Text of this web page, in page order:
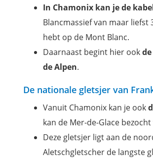
In Chamonix kan je de
Blancmassief van maar
hebt op de Mont Blanc.
Daarnaast begint hier ook
de Alpen.
De nationale gletsjer van
Vanuit Chamonix kan je ook
kan de Mer-de-Glace
Deze gletsjer ligt aan de
Aletschgletscher de langste